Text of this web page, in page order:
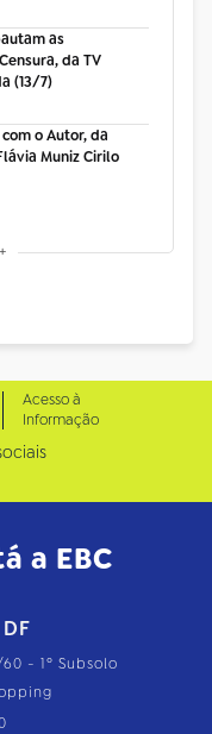
as
da TV
(13/7)
o Autor, da
Muniz Cirilo
Acesso à
Informação
a EBC
- 1º Subsolo